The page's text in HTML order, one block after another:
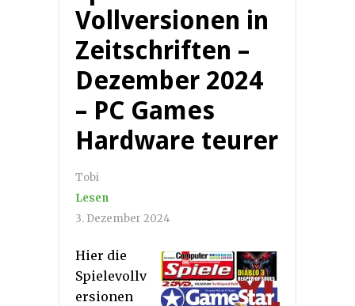
Vollversionen in
Zeitschriften –
Dezember 2024
– PC Games
Hardware teurer
Tobi
Lesen
3. Dezember 2024
Hier die
Spielevollv
ersionen